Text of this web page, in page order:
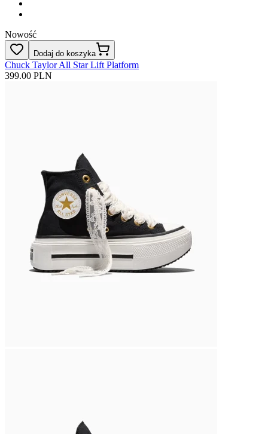
Nowość
Dodaj do koszyka
Chuck Taylor All Star Lift Platform
399.00 PLN